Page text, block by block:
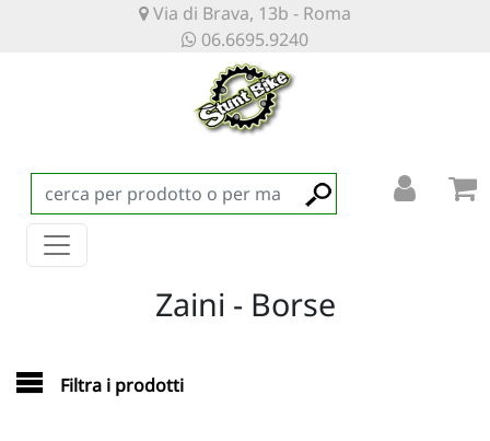
Via di Brava, 13b - Roma
06.6695.9240
Filtra i prodotti
Zaini - Borse